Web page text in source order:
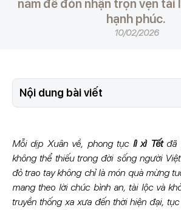
năm để đón nhận trọn vẹn tài
hạnh phúc.
10/02/2026
Nội dung bài viết
Mỗi dịp Xuân về, phong tục lì xì Tếtđã
không thể thiếu trong đời sống người
đỏ trao tay không chỉ là món quà mừng
mang theo lời chúc bình an, tài lộc và
truyền thống xa xưa đến thời hiện đại,